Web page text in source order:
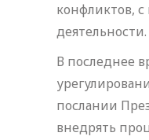
конфликтов,
деятельности.
В последнее
послании
внедрять